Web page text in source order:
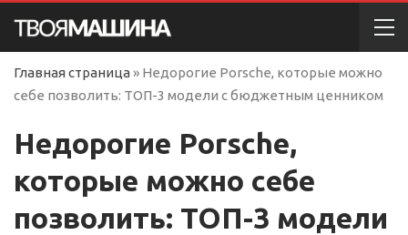
Главная страница » Недорогие Porsche, которые можно
себе позволить: ТОП-3 модели с бюджетным ценником
Недорогие Porsche,
которые можно себе
позволить: ТОП-3 модели